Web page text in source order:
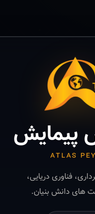
پیمایش
ATLAS
فناوری دریایی،
های دانش بنیان.